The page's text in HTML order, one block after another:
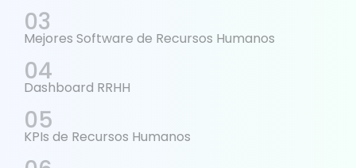
Mejores Software de Recursos Humanos
Dashboard RRHH
KPIs de Recursos Humanos